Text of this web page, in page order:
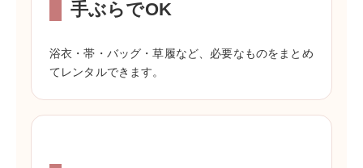
手ぶらでOK
浴衣・帯・バッグ・草履など、必要なものをまとめ
てレンタルできます。